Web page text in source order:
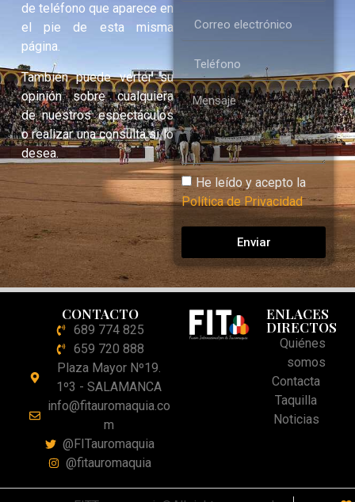
de teléfono que aparece en
el pie de esta misma
página.
También puede verter su
opinión sobre cualquiera
de nuestros espectáculos
o realizar una consulta si lo
desea.
He leído y acepto la
Política de Privacidad
Enviar
CONTACTO
689 774 825
659 720 888
Plaza Mayor Nº19.
1º3 - SALAMANCA
info@fitauromaquia.co
m
@FITauromaquia
@fitauromaquia
ENLACES
DIRECTOS
Quiénes
somos
Contacta
Taquilla
Noticias